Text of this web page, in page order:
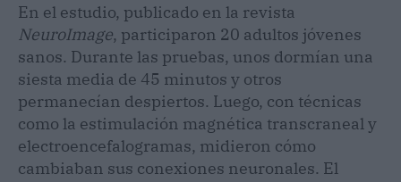
En el estudio, publicado en la revista
NeuroImage, participaron 20 adultos jóvenes
sanos. Durante las pruebas, unos dormían una
siesta media de 45 minutos y otros
permanecían despiertos. Luego, con técnicas
como la estimulación magnética transcraneal y
electroencefalogramas, midieron cómo
cambiaban sus conexiones neuronales. El